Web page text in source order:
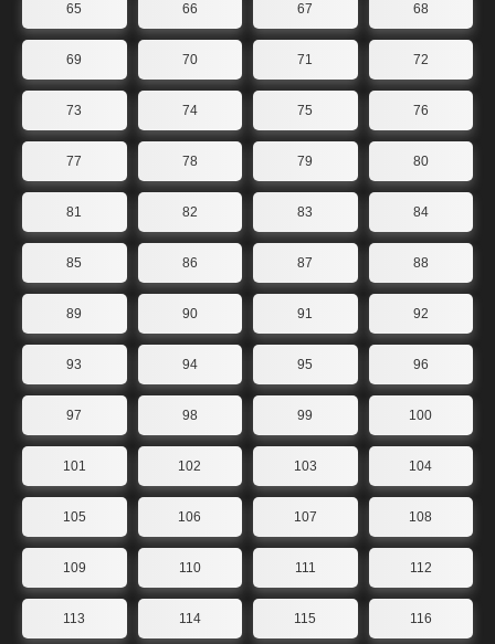
65 66 67 68
69 70 71 72
73 74 75 76
77 78 79 80
81 82 83 84
85 86 87 88
89 90 91 92
93 94 95 96
97 98 99 100
101 102 103 104
105 106 107 108
109 110 111 112
113 114 115 116